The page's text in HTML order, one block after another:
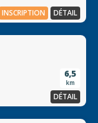
INSCRIPTION DÉTAIL
6,5
km
DÉTAIL